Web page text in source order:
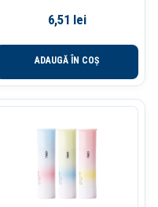
6,51 lei
ADAUGĂ ÎN COȘ